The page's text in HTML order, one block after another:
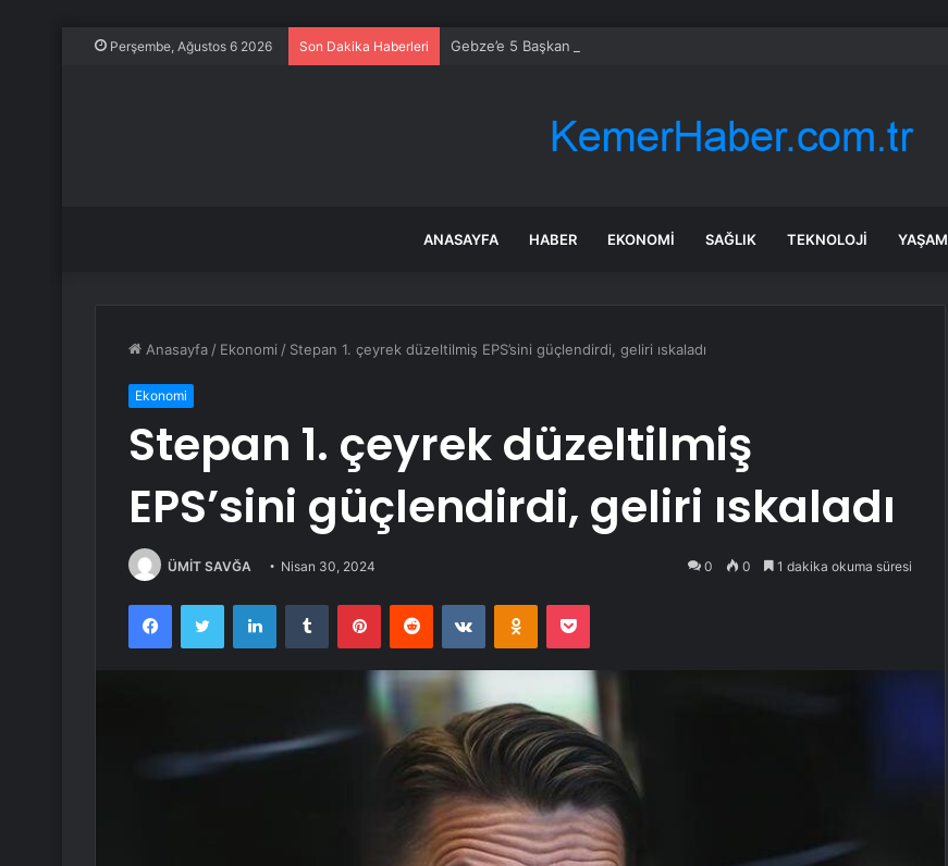
Perşembe, Ağustos 6 2026 Son Dakika Haberleri Gebze’e 5 Başkan Şehit Yılmaz Argon Caddesi’nde
ANASAYFA HABER EKONOMI SAĞLIK TEKNOLOJI YAŞAM
Anasayfa / Ekonomi / Stepan 1. çeyrek düzeltilmiş EPS’sini güçlendirdi, geliri ıskaladı
Ekonomi
Stepan 1. çeyrek düzeltilmiş
EPS’sini güçlendirdi, geliri ıskaladı
ÜMİT SAVĞA Nisan 30, 2024 0 0 1 dakika okuma süresi
FacebookTwitter LinkedInTumblr PinterestReddit VKontakteOdnoklassniki
Pocket